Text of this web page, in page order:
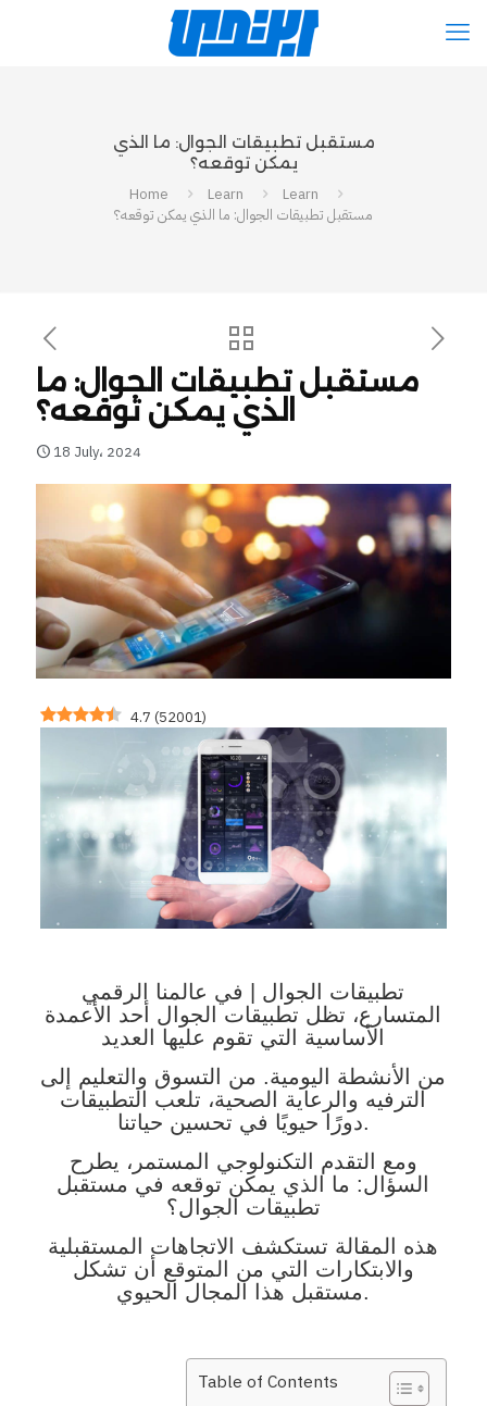
مستقبل تطبيقات الجوال: ما الذي
يمكن توقعه؟
Home
Learn
Learn
مستقبل تطبيقات الجوال: ما الذي يمكن توقعه؟
مستقبل تطبيقات الجوال: ما
الذي يمكن توقعه؟
18 July، 2024
4.7 (52001)
تطبيقات الجوال | في عالمنا الرقمي
المتسارع، تظل تطبيقات الجوال أحد الأعمدة
الأساسية التي تقوم عليها العديد
من الأنشطة اليومية. من التسوق والتعليم إلى
الترفيه والرعاية الصحية، تلعب التطبيقات
دورًا حيويًا في تحسين حياتنا.
ومع التقدم التكنولوجي
المستمر، يطرح
السؤال: ما الذي يمكن توقعه في مستقبل
تطبيقات الجوال؟
هذه المقالة تستكشف الاتجاهات المستقبلية
والابتكارات التي من المتوقع أن تشكل
مستقبل هذا المجال الحيوي.
Table of Contents